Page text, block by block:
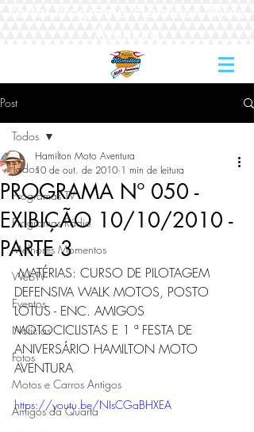
Post
Todos
Programas TV
Programas Rádio
Melhores Momentos
WebTV
Eventos
Notícias
Fotos
Motos e Carros Antigos
Amigos da Quarta
Todos
PROGRAMA Nº 050 -
EXIBIÇÃO 10/10/2010 -
PARTE 3
Hamilton Moto Aventura
10 de out. de 2010 1 min de leitura
MATÉRIAS: CURSO DE PILOTAGEM
DEFENSIVA WALK MOTOS, POSTO
LOTUS - ENC. AMIGOS
MOTOCICLISTAS E 1 ª FESTA DE
ANIVERSÁRIO HAMILTON MOTO
AVENTURA
https://youtu.be/NIsCGaBHXEA